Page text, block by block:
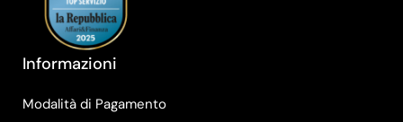
Informazioni
Modalità di Pagamento